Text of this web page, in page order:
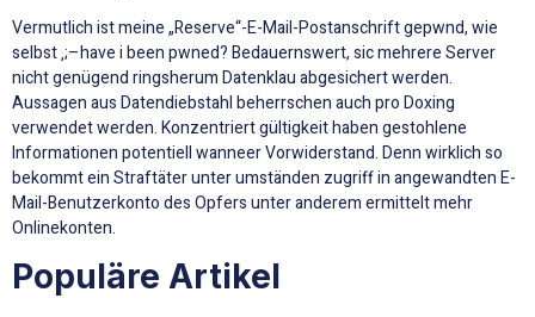
Vermutlich ist meine „Reserve“-E-Mail-Postanschrift gepwnd, wie
selbst ‚;–have i been pwned? Bedauernswert, sic mehrere Server
nicht genügend ringsherum Datenklau abgesichert werden.
Aussagen aus Datendiebstahl beherrschen auch pro Doxing
verwendet werden. Konzentriert gültigkeit haben gestohlene
Informationen potentiell wanneer Vorwiderstand. Denn wirklich so
bekommt ein Straftäter unter umständen zugriff in angewandten E-
Mail-Benutzerkonto des Opfers unter anderem ermittelt mehr
Onlinekonten.
Populäre Artikel